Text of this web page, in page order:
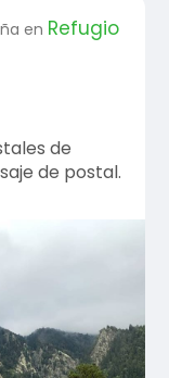
en Refugio
de
de postal.